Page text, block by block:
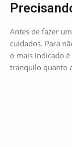
Antes de fazer
cuidados. Para
o mais indicado
tranquilo quanto